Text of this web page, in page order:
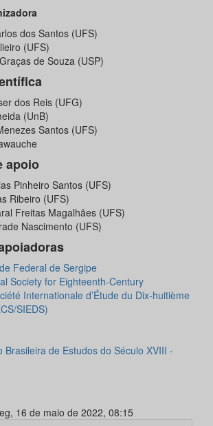
dos Santos (UFS)
(UFS)
de Souza (USP)​
dos Reis (UFG)
(UnB)
Santos (UFS)
apoio
Pinheiro Santos (UFS)
Ribeiro (UFS)
Freitas Magalhães (UFS)
Nascimento (UFS)
Federal de Sergipe
Society for Eighteenth-Century
Internationale d’Étude du Dix-huitième
SIEDS)
Brasileira de Estudos do Século XVIII -
16 de maio de 2022, 08:15